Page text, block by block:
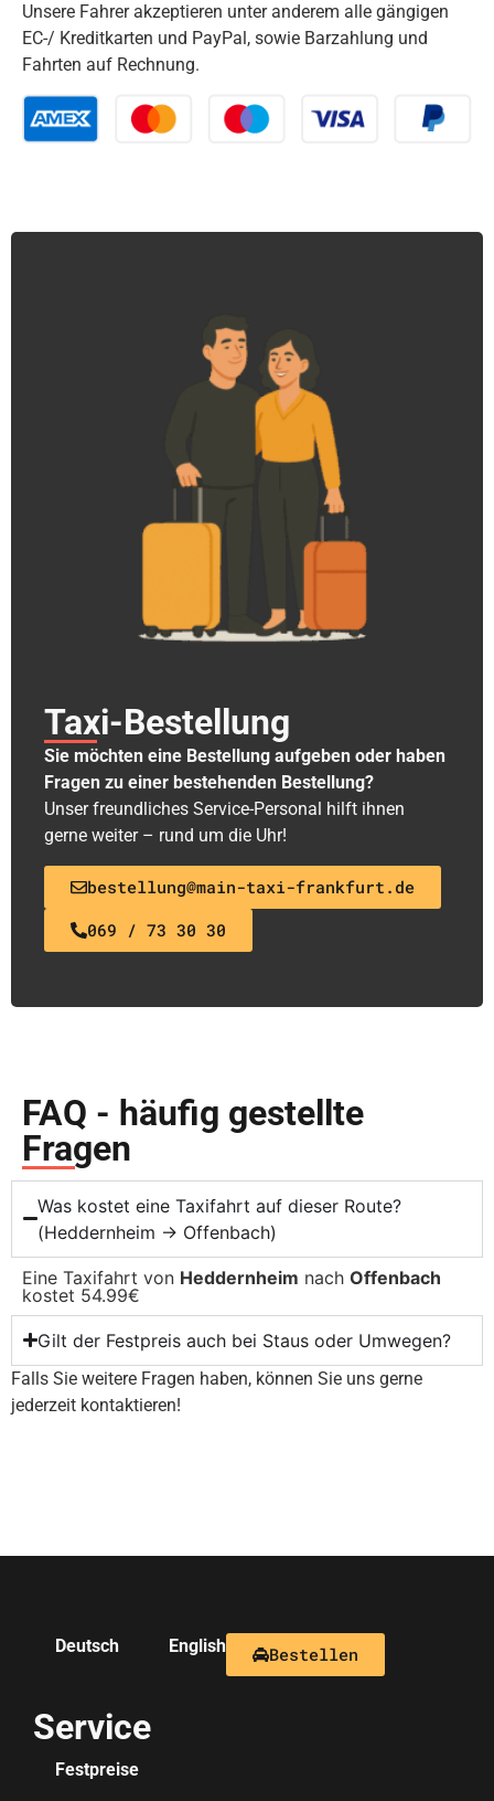
Unsere Fahrer akzeptieren unter anderem alle gängigen
EC-/ Kreditkarten und PayPal, sowie Barzahlung und
Fahrten auf Rechnung.
Taxi-Bestellung
Sie möchten eine Bestellung aufgeben oder haben
Fragen zu einer bestehenden Bestellung?
Unser freundliches Service-Personal hilft ihnen
gerne weiter – rund um die Uhr!
bestellung@main-taxi-frankfurt.de
069 / 73 30 30
FAQ - häufig gestellte
Fragen
Was kostet eine Taxifahrt auf dieser Route?
(Heddernheim → Offenbach)
Eine Taxifahrt von Heddernheim nach Offenbach
kostet 54.99€
Gilt der Festpreis auch bei Staus oder Umwegen?
Falls Sie weitere Fragen haben, können Sie uns gerne
jederzeit kontaktieren!
Deutsch English Bestellen
Service
Festpreise